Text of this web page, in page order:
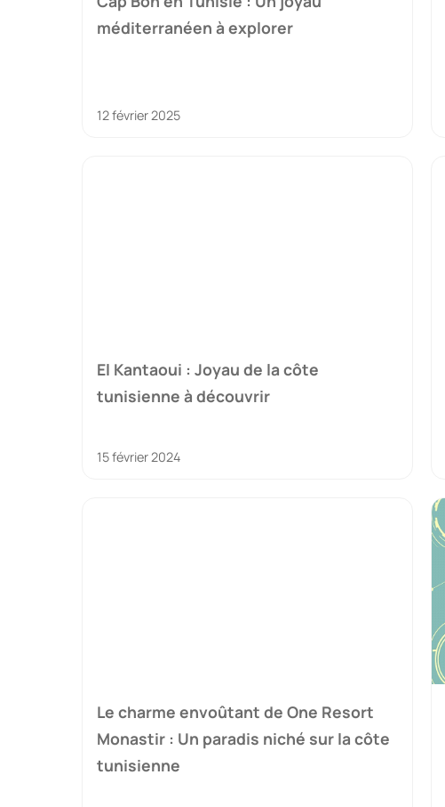
méditerranéen à explorer
12 février 2025
El Kantaoui : Joyau de la côte
tunisienne à découvrir
15 février 2024
Le charme envoûtant de One Resort
Monastir : Un paradis niché sur la côte
tunisienne